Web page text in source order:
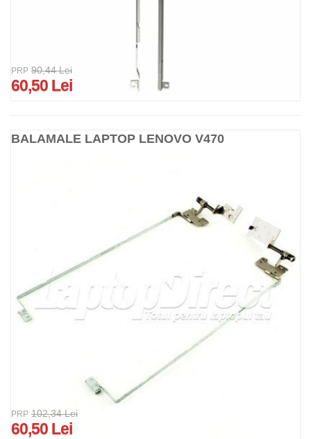
PRP 90,44 Lei
60,50 Lei
BALAMALE LAPTOP LENOVO V470
PRP 102,34 Lei
60,50 Lei